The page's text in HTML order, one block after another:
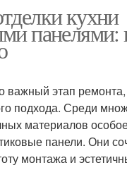
кухни
панелями:
важный этап
подхода. Среди
материалов
панели. Они
монтажа и